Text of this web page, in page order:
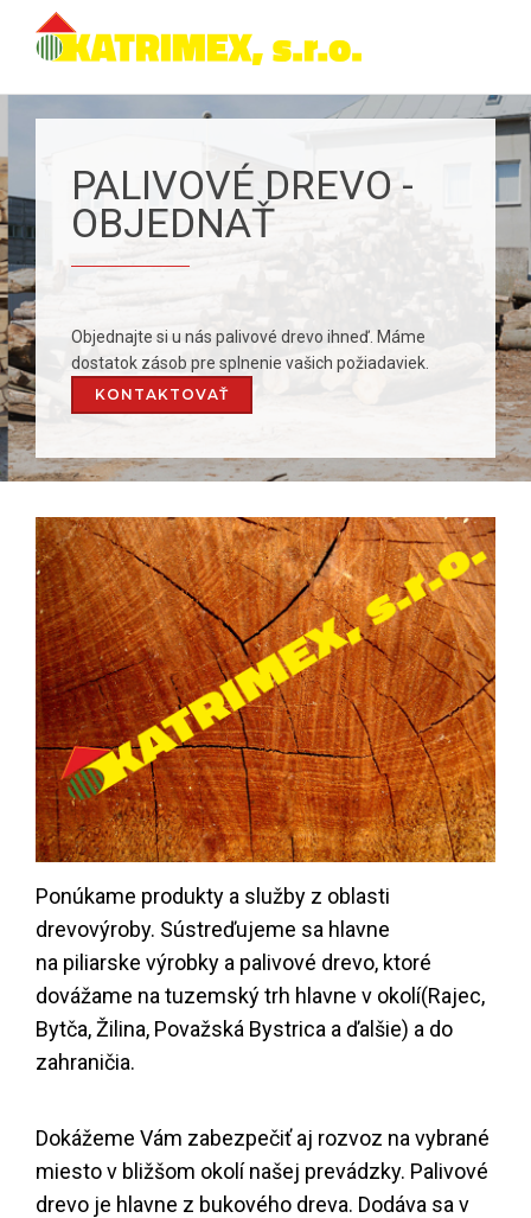
PALIVOVÉ DREVO -
OBJEDNAŤ
Objednajte si u nás palivové drevo ihneď. Máme
dostatok zásob pre splnenie vašich požiadaviek.
KONTAKTOVAŤ
Ponúkame produkty a služby z oblasti
drevovýroby. Sústreďujeme sa hlavne
na piliarske výrobky a palivové drevo, ktoré
dovážame na tuzemský trh hlavne v okolí(Rajec,
Bytča, Žilina, Považská Bystrica a ďalšie) a do
zahraničia.
Dokážeme Vám zabezpečiť aj rozvoz na vybrané
miesto v bližšom okolí našej prevádzky. Palivové
drevo je hlavne z bukového dreva. Dodáva sa v